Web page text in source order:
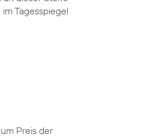
Tagesspiegel
Preis der